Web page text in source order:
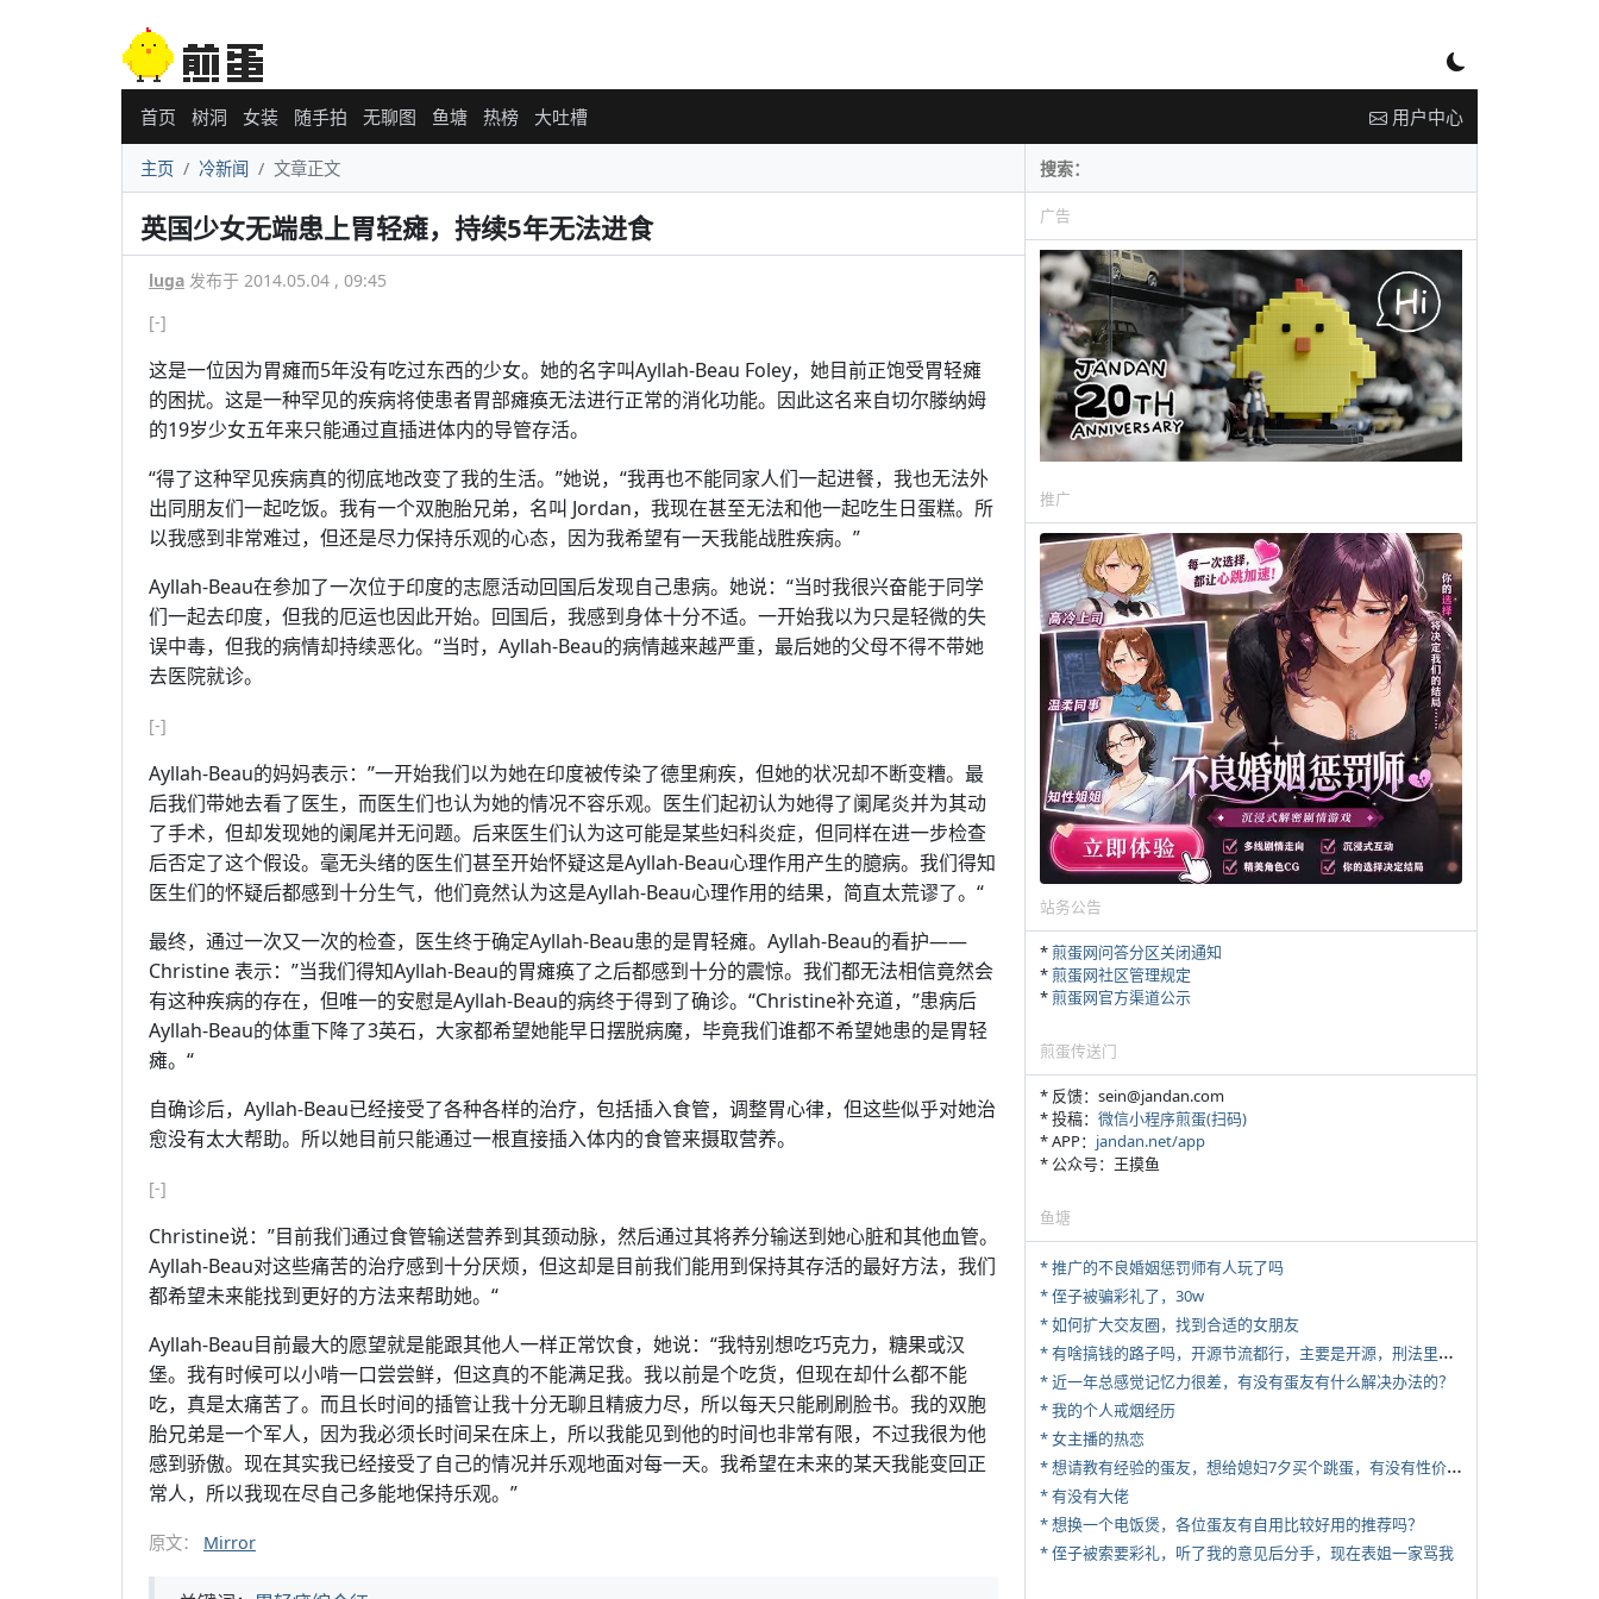
首页 树洞 女装 随手拍 无聊图 鱼塘 热榜 大吐槽 用户中心
主页 冷新闻 文章正文
英国少女无端患上胃轻瘫，持续5年无法进食
luga 发布于 2014.05.04 , 09:45
[-]
这是一位因为胃瘫而5年没有吃过东西的少女。她的名字叫Ayllah-Beau Foley，她目前正饱受胃轻瘫
的困扰。这是一种罕见的疾病将使患者胃部瘫痪无法进行正常的消化功能。因此这名来自切尔滕纳姆
的19岁少女五年来只能通过直插进体内的导管存活。
“得了这种罕见疾病真的彻底地改变了我的生活。”她说，“我再也不能同家人们一起进餐，我也无法外
出同朋友们一起吃饭。我有一个双胞胎兄弟，名叫 Jordan，我现在甚至无法和他一起吃生日蛋糕。所
以我感到非常难过，但还是尽力保持乐观的心态，因为我希望有一天我能战胜疾病。”
Ayllah-Beau在参加了一次位于印度的志愿活动回国后发现自己患病。她说：“当时我很兴奋能于同学
们一起去印度，但我的厄运也因此开始。回国后，我感到身体十分不适。一开始我以为只是轻微的失
误中毒，但我的病情却持续恶化。“当时，Ayllah-Beau的病情越来越严重，最后她的父母不得不带她
去医院就诊。
[-]
Ayllah-Beau的妈妈表示：”一开始我们以为她在印度被传染了德里痢疾，但她的状况却不断变糟。最
后我们带她去看了医生，而医生们也认为她的情况不容乐观。医生们起初认为她得了阑尾炎并为其动
了手术，但却发现她的阑尾并无问题。后来医生们认为这可能是某些妇科炎症，但同样在进一步检查
后否定了这个假设。毫无头绪的医生们甚至开始怀疑这是Ayllah-Beau心理作用产生的臆病。我们得知
医生们的怀疑后都感到十分生气，他们竟然认为这是Ayllah-Beau心理作用的结果，简直太荒谬了。“
最终，通过一次又一次的检查，医生终于确定Ayllah-Beau患的是胃轻瘫。Ayllah-Beau的看护——
Christine 表示：”当我们得知Ayllah-Beau的胃瘫痪了之后都感到十分的震惊。我们都无法相信竟然会
有这种疾病的存在，但唯一的安慰是Ayllah-Beau的病终于得到了确诊。“Christine补充道，”患病后
Ayllah-Beau的体重下降了3英石，大家都希望她能早日摆脱病魔，毕竟我们谁都不希望她患的是胃轻
瘫。“
自确诊后，Ayllah-Beau已经接受了各种各样的治疗，包括插入食管，调整胃心律，但这些似乎对她治
愈没有太大帮助。所以她目前只能通过一根直接插入体内的食管来摄取营养。
[-]
Christine说：”目前我们通过食管输送营养到其颈动脉，然后通过其将养分输送到她心脏和其他血管。
Ayllah-Beau对这些痛苦的治疗感到十分厌烦，但这却是目前我们能用到保持其存活的最好方法，我们
都希望未来能找到更好的方法来帮助她。“
Ayllah-Beau目前最大的愿望就是能跟其他人一样正常饮食，她说：“我特别想吃巧克力，糖果或汉
堡。我有时候可以小啃一口尝尝鲜，但这真的不能满足我。我以前是个吃货，但现在却什么都不能
吃，真是太痛苦了。而且长时间的插管让我十分无聊且精疲力尽，所以每天只能刷刷脸书。我的双胞
胎兄弟是一个军人，因为我必须长时间呆在床上，所以我能见到他的时间也非常有限，不过我很为他
感到骄傲。现在其实我已经接受了自己的情况并乐观地面对每一天。我希望在未来的某天我能变回正
常人，所以我现在尽自己多能地保持乐观。”
原文： Mirror
广告
推广
站务公告
*煎蛋网问答分区关闭通知
*煎蛋网社区管理规定
*煎蛋网官方渠道公示
煎蛋传送门
* 反馈：sein@jandan.com
* 投稿： 微信小程序煎蛋(扫码)
* APP： jandan.net/app
* 公众号：王摸鱼
鱼塘
* 推广的不良婚姻惩罚师有人玩了吗
* 侄子被骗彩礼了，30w
* 如何扩大交友圈，找到合适的女朋友
*
有啥搞钱的路子吗，开源节流都行，主要是开源，刑法里的咱不做
* 近一年总感觉记忆力很差，有没有蛋友有什么解决办法的？
* 我的个人戒烟经历
* 女主播的热恋
*
想请教有经验的蛋友，想给媳妇7夕买个跳蛋，有没有性价比高的推荐
* 有没有大佬
* 想换一个电饭煲，各位蛋友有自用比较好用的推荐吗？
* 侄子被索要彩礼，听了我的意见后分手，现在表姐一家骂我